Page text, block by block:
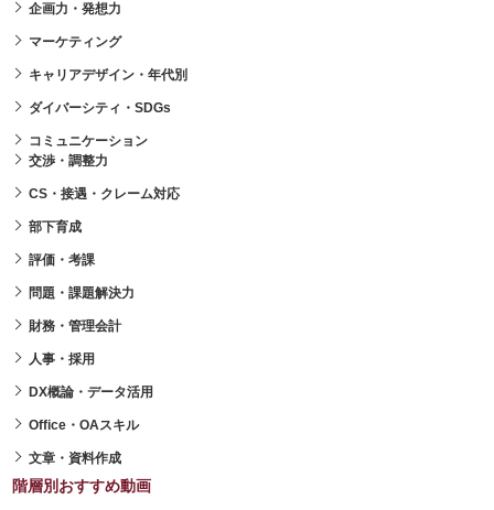
企画力・発想力
マーケティング
キャリアデザイン・年代別
ダイバーシティ・SDGs
コミュニケーション
交渉・調整力
CS・接遇・クレーム対応
部下育成
評価・考課
問題・課題解決力
財務・管理会計
人事・採用
DX概論・データ活用
Office・OAスキル
文章・資料作成
階層別おすすめ動画